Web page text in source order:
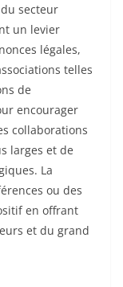
secteur
un levier
légales,
telles
de
encourager
collaborations
larges et de
La
ou des
en offrant
et du grand